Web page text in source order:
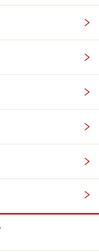
にも大人気のフ
近く経った今で
巡りをする人も